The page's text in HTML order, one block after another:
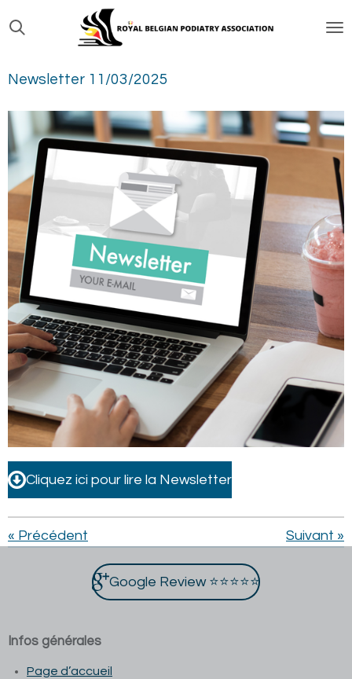
Passer
au
principal
Newsletter 11/03/2025
Cliquez ici pour lire la Newsletter
« Précédent Suivant »
Google Review ⭐⭐⭐⭐⭐
Infos générales
Page d’accueil